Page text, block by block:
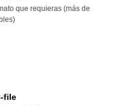
que requieras (más de
file